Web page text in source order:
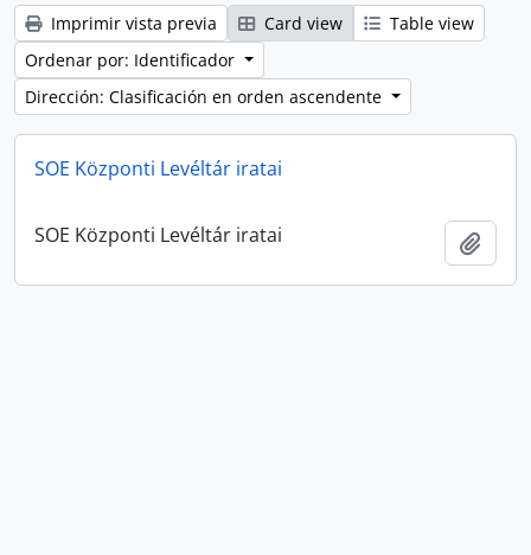
Imprimir vista previa Card view
Table view
Ordenar por: Identificador
Dirección: Clasificación en orden ascendente
SOE Központi Levéltár iratai
SOE Központi Levéltár iratai